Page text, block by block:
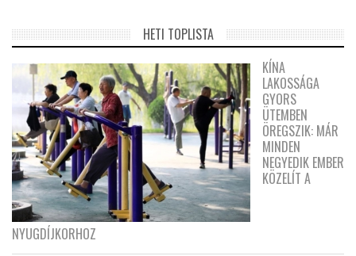
HETI TOPLISTA
KÍNA
LAKOSSÁGA
GYORS
ÜTEMBEN
ÖREGSZIK: MÁR
MINDEN
NEGYEDIK EMBER
KÖZELÍT A
NYUGDÍJKORHOZ